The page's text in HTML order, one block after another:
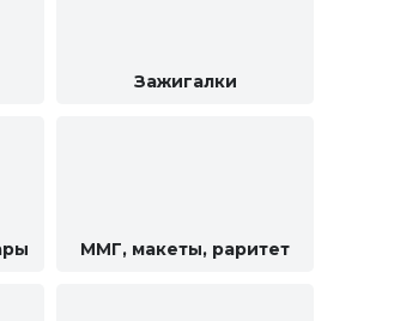
Зажигалки
ММГ, макеты, раритет